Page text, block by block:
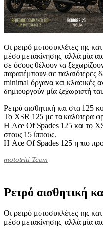
Οι ρετρό μοτοσυκλέτες της
μέσο μετακίνησης, αλλά μία
σε όσους θέλουν να
παραπέμπουν σε παλαιότερες
minimal όργανα και κλασικές
δημιουργούν μία ξεχωριστή
Ρετρό αισθητική και στα 125
Το XSR 125 με τα καλύτερα
Η Ace Of Spades 125 και το
στους 15 ίππους.
Η Ace Of Spades 125 η πιο
mototriti Team
Ρετρό αισθητική
Οι ρετρό μοτοσυκλέτες της
μέσο μετακίνησης, αλλά μία